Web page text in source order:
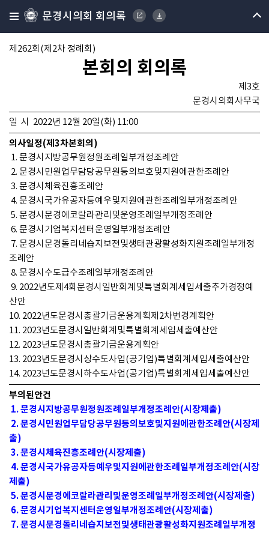
문경시의회 회의록
제262회(제2차 정례회)
본회의 회의록
제3호
문경시의회사무국
일 시 2022년 12월 20일(화) 11:00
의사일정(제3차본회의)
1. 문경시지방공무원정원조례일부개정조례안
2. 문경시민원업무담당공무원등의보호및지원에관한조례안
3. 문경시체육진흥조례안
4. 문경시국가유공자등예우및지원에관한조례일부개정조례안
5. 문경시문경에코랄라관리및운영조례일부개정조례안
6. 문경시기업복지센터운영일부개정조례안
7. 문경시문경돌리네습지보전및생태관광활성화지원조례일부개정
조례안
8. 문경시수도급수조례일부개정조례안
9. 2022년도제4회문경시일반회계및특별회계세입세출추가경정예
산안
10. 2022년도문경시총괄기금운용계획제2차변경계획안
11. 2023년도문경시일반회계및특별회계세입세출예산안
12. 2023년도문경시총괄기금운용계획안
13. 2023년도문경시상수도사업(공기업)특별회계세입세출예산안
14. 2023년도문경시하수도사업(공기업)특별회계세입세출예산안
부의된안건
1. 문경시지방공무원정원조례일부개정조례안(시장제출)
2. 문경시민원업무담당공무원등의보호및지원에관한조례안(시장제
출)
3. 문경시체육진흥조례안(시장제출)
4. 문경시국가유공자등예우및지원에관한조례일부개정조례안(시장
제출)
5. 문경시문경에코랄라관리및운영조례일부개정조례안(시장제출)
6. 문경시기업복지센터운영일부개정조례안(시장제출)
7. 문경시문경돌리네습지보전및생태관광활성화지원조례일부개정